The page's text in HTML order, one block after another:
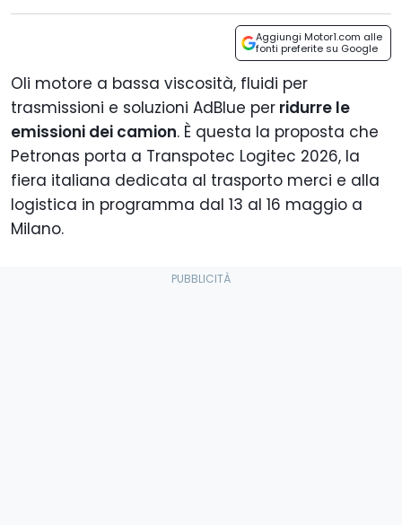
Aggiungi Motor1.com alle
fonti preferite su Google
Oli motore a bassa viscosità, fluidi per
trasmissioni e soluzioni AdBlue per ridurre le
emissioni dei camion. È questa la proposta che
Petronas porta a Transpotec Logitec 2026, la
fiera italiana dedicata al trasporto merci e alla
logistica in programma dal 13 al 16 maggio a
Milano.